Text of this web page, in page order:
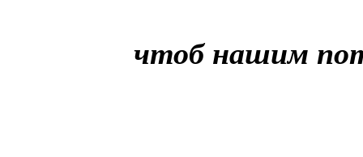
чтоб нашим